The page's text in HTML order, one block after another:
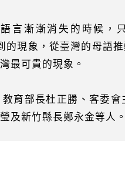
言漸漸消失的時候，
的現象，從臺灣的母語
最可貴的現象。
育部長杜正勝、客委
及新竹縣長鄭永金等人。